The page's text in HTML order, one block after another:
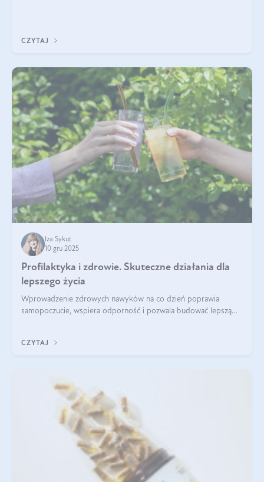
CZYTAJ
Iza Sykut
10 gru 2025
Profilaktyka i zdrowie. Skuteczne działania dla
lepszego życia
Wprowadzenie zdrowych nawyków na co dzień poprawia
samopoczucie, wspiera odporność i pozwala budować lepszą
CZYTAJ